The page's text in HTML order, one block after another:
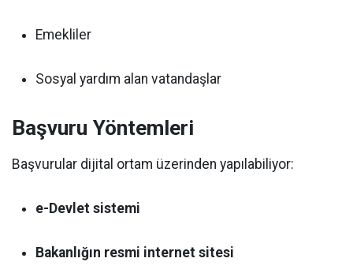
Emekliler
Sosyal yardım alan vatandaşlar
Başvuru Yöntemleri
Başvurular dijital ortam üzerinden yapılabiliyor:
e-Devlet sistemi
Bakanlığın resmi internet sitesi